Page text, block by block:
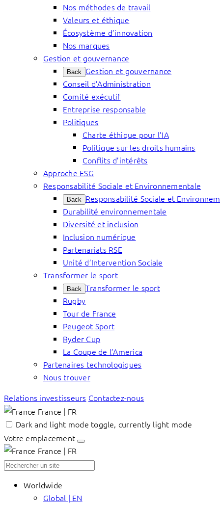
Nos méthodes de travail
Valeurs et éthique
Écosystème d’innovation
Nos marques
Gestion et gouvernance
Back Gestion et gouvernance
Conseil d’Administration
Comité exécutif
Entreprise responsable
Politiques
Charte éthique pour l’IA
Politique sur les droits humains
Conflits d’intérêts
Approche ESG
Responsabilité Sociale et Environnementale
Back Responsabilité Sociale et
Durabilité environnementale
Diversité et inclusion
Inclusion numérique
Partenariats RSE
Unité d’Intervention Sociale
Transformer le sport
Back Transformer le sport
Rugby
Tour de France
Peugeot Sport
Ryder Cup
La Coupe de l’America
Partenaires technologiques
Nous trouver
Relations investisseurs Contactez-nous
France | FR
Dark and light mode toggle, currently light mode
Votre emplacement
France | FR
Worldwide
Global | EN